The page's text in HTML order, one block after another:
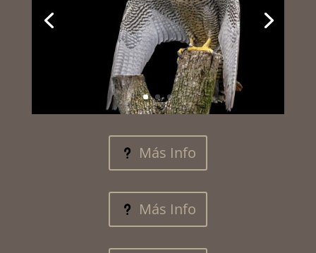
Más Info
Más Info